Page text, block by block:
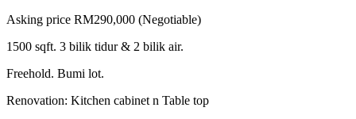
Asking price RM290,000 (Negotiable)
1500 sqft. 3 bilik tidur & 2 bilik air.
Freehold. Bumi lot.
Renovation: Kitchen cabinet n Table top